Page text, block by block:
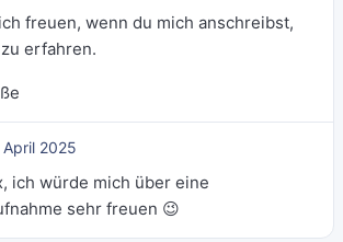
freuen, wenn du mich anschreibst,
erfahren.
April 2025
ich würde mich über eine
sehr freuen 😉